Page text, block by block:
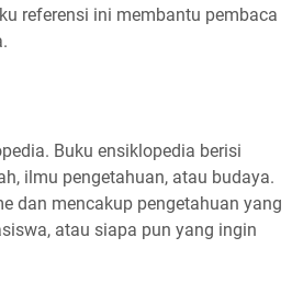
referensi ini membantu pembaca
Buku ensiklopedia berisi
ilmu pengetahuan, atau budaya.
dan mencakup pengetahuan yang
atau siapa pun yang ingin